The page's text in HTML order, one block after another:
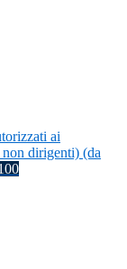
ai
dirigenti) (da